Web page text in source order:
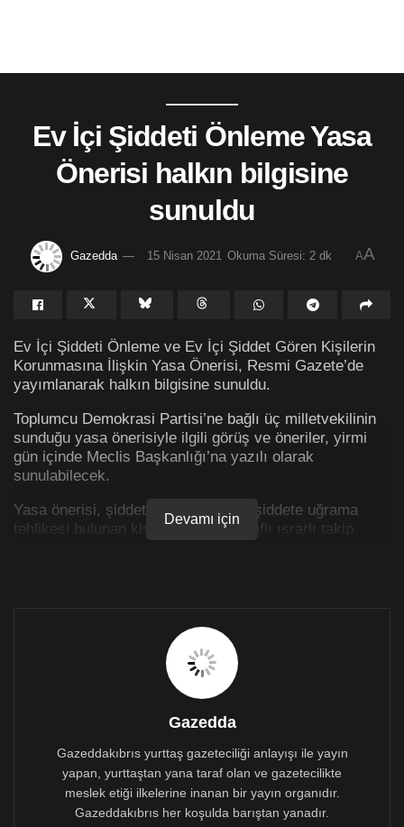
Ev İçi Şiddeti Önleme Yasa
Önerisi halkın bilgisine
sunuldu
Gazedda 15 Nisan 2021 Okuma Süresi: 2 dk AA
Ev İçi Şiddeti Önleme ve Ev İçi Şiddet Gören Kişilerin
Korunmasına İlişkin Yasa Önerisi, Resmi Gazete’de
yayımlanarak halkın bilgisine sunuldu.
Toplumcu Demokrasi Partisi’ne bağlı üç milletvekilinin
sunduğu yasa önerisiyle ilgili görüş ve öneriler, yirmi
gün içinde Meclis Başkanlığı’na yazılı olarak
sunulabilecek.
Yasa önerisi, şiddete uğrayan veya şiddete uğrama
tehlikesi bulunan kişilerin ve tek taraflı ısrarlı takip
sunulmasında, “KKTC Anayasası ile KKTC’nin
onayladığı uluslararası sözleşmeler, özellikle Kadınlara
Yönelik Şiddet ve Aile İçi Şiddetin Önlenmesi ve
Bunlarla Mücadeleye İlişkin Avrupa Konseyi
Sözleşmesi” temel ilkelerine uyulmasını öngörüyor.
Öneri, şiddet gören kişilere verilecek destek ve
hizmetlerin sunulmasında temel insan haklarına dayalı,
toplumsal cinsiyet eşitliğine duyarlı, sosyal devlet
ilkesine uygun, adil, etkili ve süratli bir usul izlenmesini
Devamı için
Gazedda
Gazeddakıbrıs yurttaş gazeteciliği anlayışı ile yayın
yapan, yurttaştan yana taraf olan ve gazetecilikte
meslek etiği ilkelerine inanan bir yayın organıdır.
Gazeddakıbrıs her koşulda barıştan yanadır.